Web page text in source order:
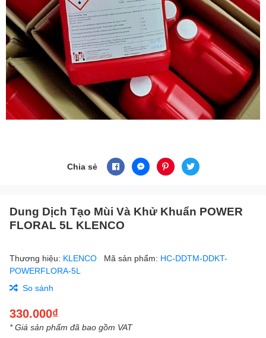
Chia sẻ
Dung Dịch Tạo Mùi Và Khử Khuẩn POWER
FLORAL 5L KLENCO
Thương hiệu: KLENCO Mã sản phẩm: HC-DDTM-DDKT-
POWERFLORA-5L
So sánh
330.000₫
* Giá sản phẩm đã bao gồm VAT